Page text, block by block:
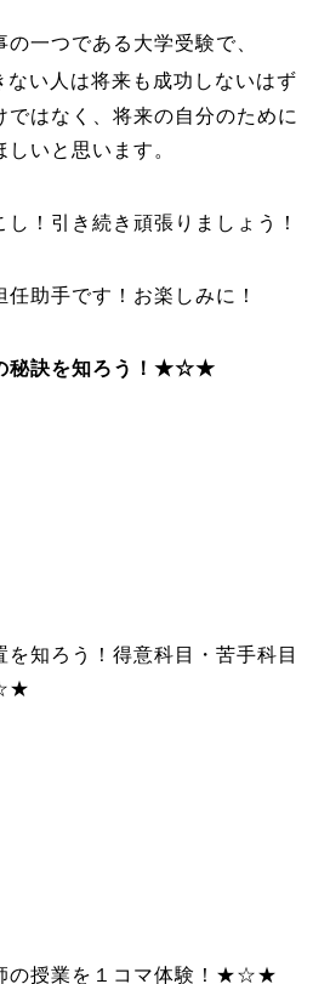
一つである大学受験で、
ない人は将来も成功しないはず
ではなく、将来の自分のために
いと思います。
！引き続き頑張りましょう！
助手です！お楽しみに！
秘訣を知ろう！★☆★
知ろう！得意科目・苦手科目
授業を１コマ体験！★☆★